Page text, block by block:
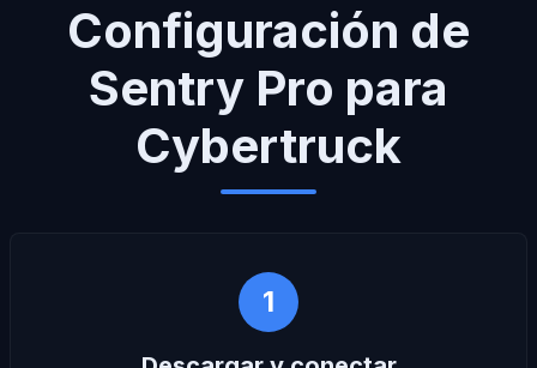
Configuración de
Sentry Pro para
Cybertruck
1